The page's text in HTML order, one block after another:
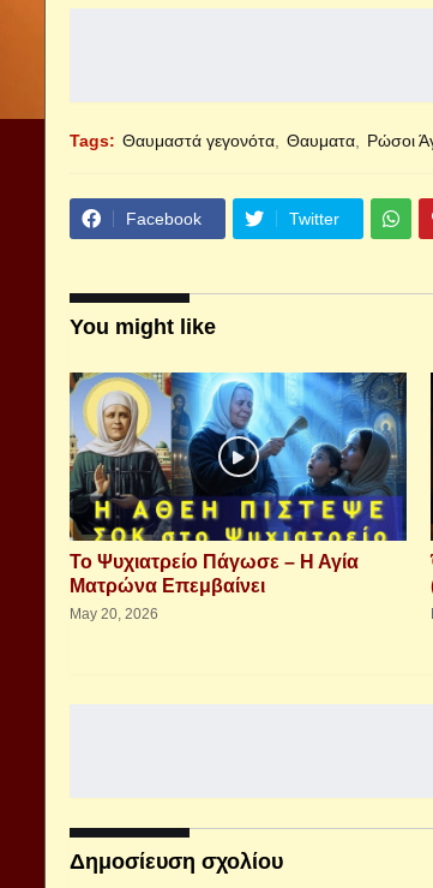
Tags: Θαυμαστά γεγονότα Θαυματα Ρώσοι
Facebook Twitter
You might like
Το Ψυχιατρείο Πάγωσε – Η Αγία
Ματρώνα Επεμβαίνει
May 20, 2026
Δημοσίευση σχολίου